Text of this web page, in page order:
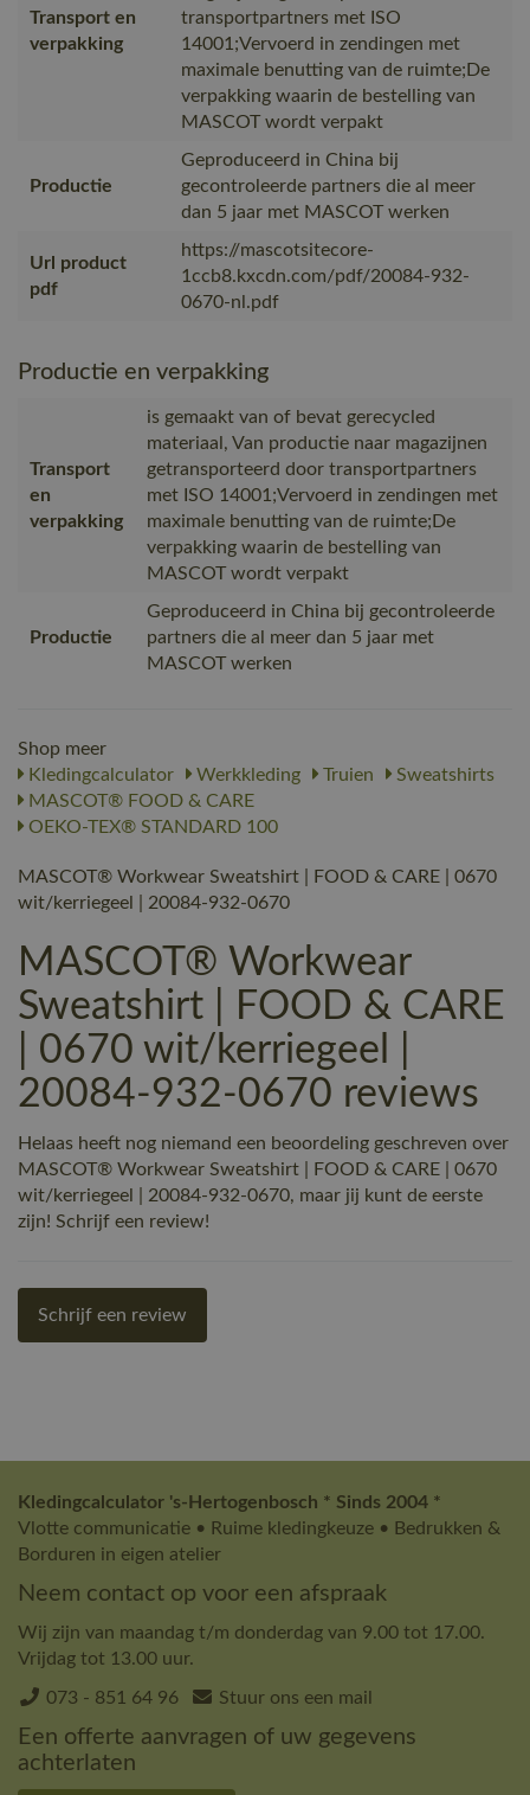
Transport en
verpakking
transportpartners met ISO
14001;Vervoerd in zendingen met
maximale benutting van de ruimte;De
verpakking waarin de bestelling van
MASCOT wordt verpakt
Productie
Geproduceerd in China bij
gecontroleerde partners die al meer
dan 5 jaar met MASCOT werken
Url product
pdf
https://mascotsitecore-
1ccb8.kxcdn.com/pdf/20084-932-
0670-nl.pdf
Productie en verpakking
Transport
en
verpakking
is gemaakt van of bevat gerecycled
materiaal, Van productie naar magazijnen
getransporteerd door transportpartners
met ISO 14001;Vervoerd in zendingen met
maximale benutting van de ruimte;De
verpakking waarin de bestelling van
MASCOT wordt verpakt
Productie
Geproduceerd in China bij gecontroleerde
partners die al meer dan 5 jaar met
MASCOT werken
Shop meer
Kledingcalculator
Werkkleding Truien
Sweatshirts
MASCOT® FOOD & CARE
OEKO-TEX® STANDARD 100
MASCOT® Workwear Sweatshirt | FOOD & CARE | 0670
wit/kerriegeel | 20084-932-0670
MASCOT® Workwear
Sweatshirt | FOOD & CARE
| 0670 wit/kerriegeel |
20084-932-0670 reviews
Helaas heeft nog niemand een beoordeling geschreven over
MASCOT® Workwear Sweatshirt | FOOD & CARE | 0670
wit/kerriegeel | 20084-932-0670, maar jij kunt de eerste
zijn! Schrijf een review!
Schrijf een review
Kledingcalculator 's-Hertogenbosch * Sinds 2004 *
Vlotte communicatie • Ruime kledingkeuze • Bedrukken &
Borduren in eigen atelier
Neem contact op voor een afspraak
Wij zijn van maandag t/m donderdag van 9.00 tot 17.00.
Vrijdag tot 13.00 uur.
073 - 851 64 96 Stuur ons een mail
Een offerte aanvragen of uw gegevens
achterlaten